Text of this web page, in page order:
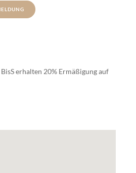
erhalten 20% Ermäßigung auf